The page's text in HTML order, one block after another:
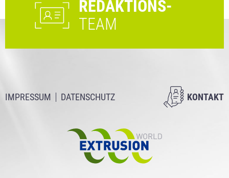
REDAKTIONS-
TEAM
IMPRESSUM DATENSCHUTZ KONTAKT